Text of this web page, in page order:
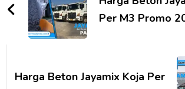
Per M3 Promo
Harga Beton Jayamix Koja Per